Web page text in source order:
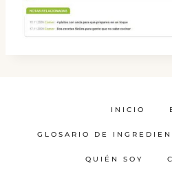
INICIO
GLOSARIO DE
QUIÉN SOY